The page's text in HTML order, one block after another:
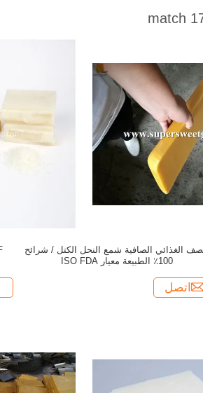
الغذائي الصافية شمع النحل الكتل / شرائح
100٪ الطبيعة معيار ISO FDA
اتصل